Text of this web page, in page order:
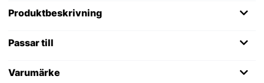
Produktbeskrivning
Passar till
Varumärke